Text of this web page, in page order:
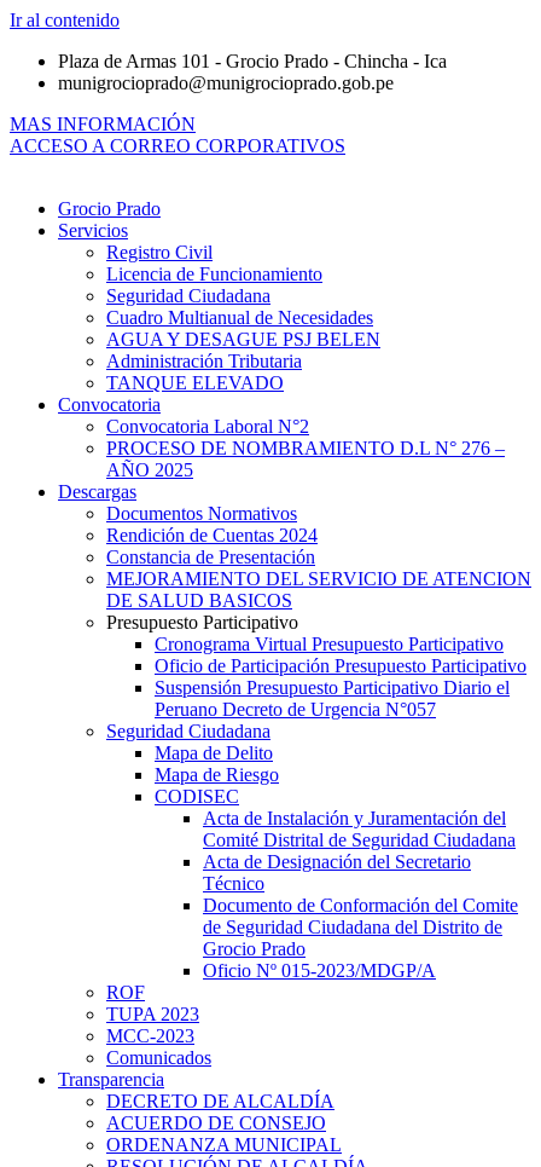
Ir al contenido
Plaza de Armas 101 - Grocio Prado - Chincha - Ica
munigrocioprado@munigrocioprado.gob.pe
MAS INFORMACIÓN
ACCESO A CORREO CORPORATIVOS
Grocio Prado
Servicios
Registro Civil
Licencia de Funcionamiento
Seguridad Ciudadana
Cuadro Multianual de Necesidades
AGUA Y DESAGUE PSJ BELEN
Administración Tributaria
TANQUE ELEVADO
Convocatoria
Convocatoria Laboral N°2
PROCESO DE NOMBRAMIENTO D.L N° 276 –
AÑO 2025
Descargas
Documentos Normativos
Rendición de Cuentas 2024
Constancia de Presentación
MEJORAMIENTO DEL SERVICIO DE ATENCION
DE SALUD BASICOS
Presupuesto Participativo
Cronograma Virtual Presupuesto Participativo
Oficio de Participación Presupuesto Participativo
Suspensión Presupuesto Participativo Diario el
Peruano Decreto de Urgencia N°057
Seguridad Ciudadana
Mapa de Delito
Mapa de Riesgo
CODISEC
Acta de Instalación y Juramentación del
Comité Distrital de Seguridad Ciudadana
Acta de Designación del Secretario
Técnico
Documento de Conformación del Comite
de Seguridad Ciudadana del Distrito de
Grocio Prado
Oficio Nº 015-2023/MDGP/A
ROF
TUPA 2023
MCC-2023
Comunicados
Transparencia
DECRETO DE ALCALDÍA
ACUERDO DE CONSEJO
ORDENANZA MUNICIPAL